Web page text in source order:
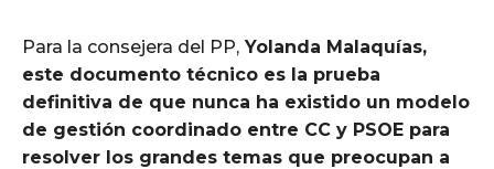
Para la consejera del PP, Yolanda Malaquías,
este documento técnico es la prueba
definitiva de que nunca ha existido un modelo
de gestión coordinado entre CC y PSOE para
resolver los grandes temas que preocupan a